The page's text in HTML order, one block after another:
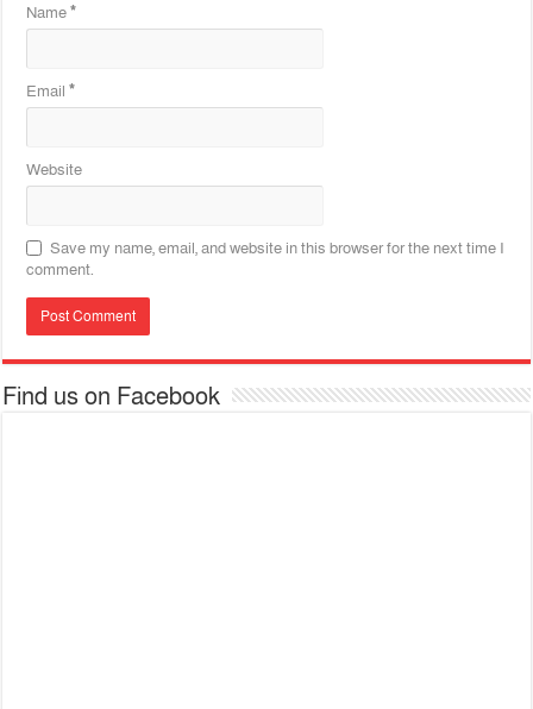
Name*
Email*
Website
Save my name, email, and website in this browser for the next time I
comment.
Find us on Facebook